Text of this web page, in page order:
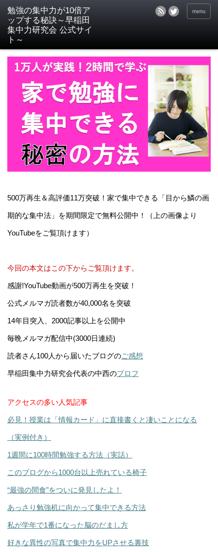
menu
500万再生＆高評価11万突破！家で集中できる「目から鱗の画
期的な集中法」を期間限定で無料公開中！（上の画像より
YouTubeをご覧頂けます）
今回の本文はこの下からご覧頂けます。
感謝!YouTube動画が500万再生を突破！
公式メルマガ読者数が40,000名を突破
14年目突入、2000記事以上を公開中
毎晩メルマガ配信中(3000日連続)
読者さん100人から届いたブログのご感想
早稲田集中力研究会代表の中西のプロフ
アクセスの多い人気記事
必見！授業は「情報カード」に直接書くと凄いことになる
（実例付き）
1週間に100時間勉強する方法（実話）
このブログから1000台以上売れている椅子
“最強の間食”をついに発見したよ！
あっさり勉強机に向かって集中できる方法
私が学年で1番になった脳のだまし方
好きな異性の写真で集中力をUPさせる裏技